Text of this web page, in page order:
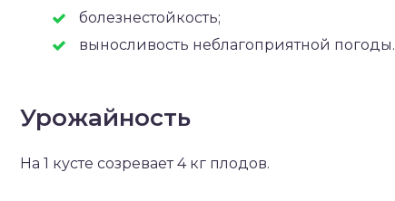
болезнестойкость;
выносливость неблагоприятной погоды.
Урожайность
На 1 кусте созревает 4 кг плодов.